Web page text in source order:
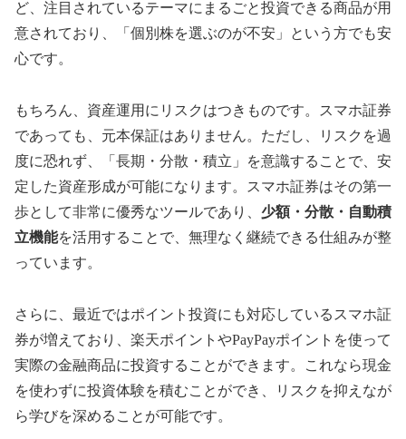
ど、注目されているテーマにまるごと投資できる商品が用
意されており、「個別株を選ぶのが不安」という方でも安
心です。
もちろん、資産運用にリスクはつきものです。スマホ証券
であっても、元本保証はありません。ただし、リスクを過
度に恐れず、「長期・分散・積立」を意識することで、安
定した資産形成が可能になります。スマホ証券はその第一
歩として非常に優秀なツールであり、 少額・分散・自動積
立機能を活用することで、無理なく継続できる仕組みが整
っています。
さらに、最近ではポイント投資にも対応しているスマホ証
券が増えており、楽天ポイントやPayPayポイントを使って
実際の金融商品に投資することができます。これなら現金
を使わずに投資体験を積むことができ、リスクを抑えなが
ら学びを深めることが可能です。